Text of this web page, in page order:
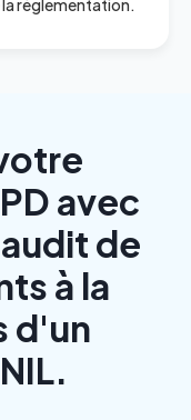
réglementation.
avec
de
à la
d'un